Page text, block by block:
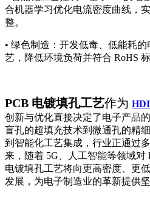
合机器学习优化电流密度曲线，
整。
• 绿色制造：开发低毒、低能耗
艺，降低环境负荷并符合 RoHS 标
PCB 电镀填孔工艺作为
创新与优化直接决定了电子产品
盲孔的超填充技术到微通孔的精
到智能化工艺集成，行业正通过
来，随着 5G、人工智能等领域对
电镀填孔工艺将向更高密度、更
发展，为电子制造业的革新提供坚